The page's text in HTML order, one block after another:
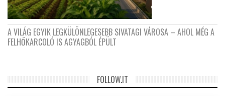
A VILÁG EGYIK LEGKÜLÖNLEGESEBB SIVATAGI VÁROSA – AHOL MÉG A
FELHŐKARCOLÓ IS AGYAGBÓL ÉPÜLT
FOLLOW.IT